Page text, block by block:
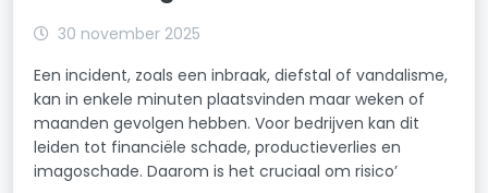
30 november 2025
Een incident, zoals een inbraak, diefstal of vandalisme,
kan in enkele minuten plaatsvinden maar weken of
maanden gevolgen hebben. Voor bedrijven kan dit
leiden tot financiële schade, productieverlies en
imagoschade. Daarom is het cruciaal om risico’